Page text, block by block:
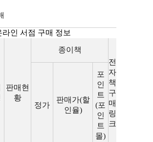
라인 서점 구매 정보
판매현
황
종이책
전
자
책
구
매
링
크
정가
판매가(할
인율)
포
인
트
(포
인
트
몰)